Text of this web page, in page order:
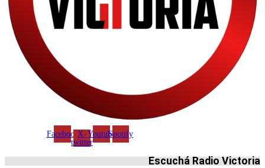
FacebookX-
twitter
YoutubeSpotify
Escuchá Radio Victoria